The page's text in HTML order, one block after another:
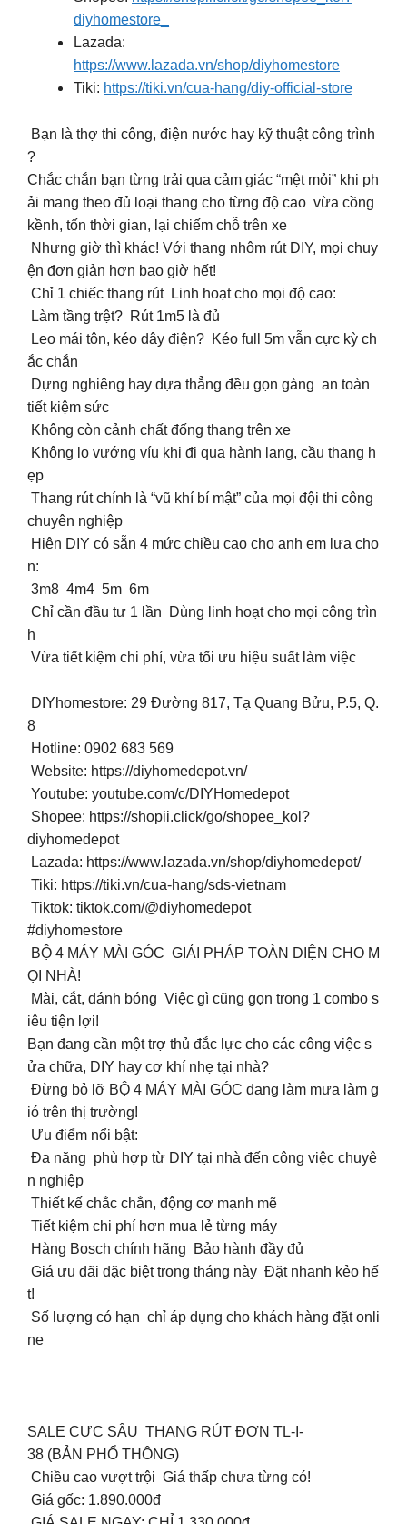
diyhomestore_
Lazada:
https://www.lazada.vn/shop/diyhomestore
Tiki: https://tiki.vn/cua-hang/diy-official-store
Bạn là thợ thi công, điện nước hay kỹ thuật công trình
?
Chắc chắn bạn từng trải qua cảm giác “mệt mỏi” khi ph
ải mang theo đủ loại thang cho từng độ cao vừa cồng
kềnh, tốn thời gian, lại chiếm chỗ trên xe
Nhưng giờ thì khác! Với thang nhôm rút DIY, mọi chuy
ện đơn giản hơn bao giờ hết!
Chỉ 1 chiếc thang rút Linh hoạt cho mọi độ cao:
Làm tầng trệt? Rút 1m5 là đủ
Leo mái tôn, kéo dây điện? Kéo full 5m vẫn cực kỳ ch
ắc chắn
Dựng nghiêng hay dựa thẳng đều gọn gàng an toàn
tiết kiệm sức
Không còn cảnh chất đống thang trên xe
Không lo vướng víu khi đi qua hành lang, cầu thang h
ẹp
Thang rút chính là “vũ khí bí mật” của mọi đội thi công
chuyên nghiệp
Hiện DIY có sẵn 4 mức chiều cao cho anh em lựa chọ
n:
3m8 4m4 5m 6m
Chỉ cần đầu tư 1 lần Dùng linh hoạt cho mọi công trìn
h
Vừa tiết kiệm chi phí, vừa tối ưu hiệu suất làm việc
DIYhomestore: 29 Đường 817, Tạ Quang Bửu, P.5, Q.
8
Hotline: 0902 683 569
Website: https://diyhomedepot.vn/
️ Youtube: youtube.com/c/DIYHomedepot
Shopee: https://shopii.click/go/shopee_kol?
diyhomedepot
Lazada: https://www.lazada.vn/shop/diyhomedepot/
Tiki: https://tiki.vn/cua-hang/sds-vietnam
Tiktok: tiktok.com/@diyhomedepot
#diyhomestore
BỘ 4 MÁY MÀI GÓC GIẢI PHÁP TOÀN DIỆN CHO M
ỌI NHÀ!
Mài, cắt, đánh bóng Việc gì cũng gọn trong 1 combo s
iêu tiện lợi!
Bạn đang cần một trợ thủ đắc lực cho các công việc s
ửa chữa, DIY hay cơ khí nhẹ tại nhà?
Đừng bỏ lỡ BỘ 4 MÁY MÀI GÓC đang làm mưa làm g
ió trên thị trường!
Ưu điểm nổi bật:
Đa năng phù hợp từ DIY tại nhà đến công việc chuyê
n nghiệp
Thiết kế chắc chắn, động cơ mạnh mẽ
Tiết kiệm chi phí hơn mua lẻ từng máy
Hàng Bosch chính hãng Bảo hành đầy đủ
Giá ưu đãi đặc biệt trong tháng này Đặt nhanh kẻo hế
t!
Số lượng có hạn chỉ áp dụng cho khách hàng đặt onli
ne
SALE CỰC SÂU THANG RÚT ĐƠN TL-I-
38 (BẢN PHỔ THÔNG)
Chiều cao vượt trội Giá thấp chưa từng có!
Giá gốc: 1.890.000đ